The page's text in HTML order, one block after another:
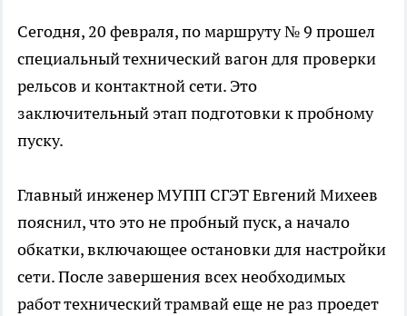
Сегодня, 20 февраля, по маршруту № 9 прошел
специальный технический вагон для проверки
рельсов и контактной сети. Это
заключительный этап подготовки к пробному
пуску.
Главный инженер МУПП СГЭТ Евгений Михеев
пояснил, что это не пробный пуск, а начало
обкатки, включающее остановки для настройки
сети. После завершения всех необходимых
работ технический трамвай еще не раз проедет